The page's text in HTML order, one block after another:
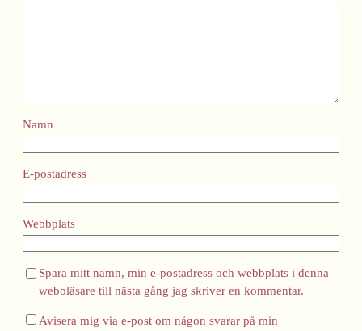
Namn
E-postadress
Webbplats
Spara mitt namn, min e-postadress och webbplats i denna
webbläsare till nästa gång jag skriver en kommentar.
Avisera mig via e-post om någon svarar på min